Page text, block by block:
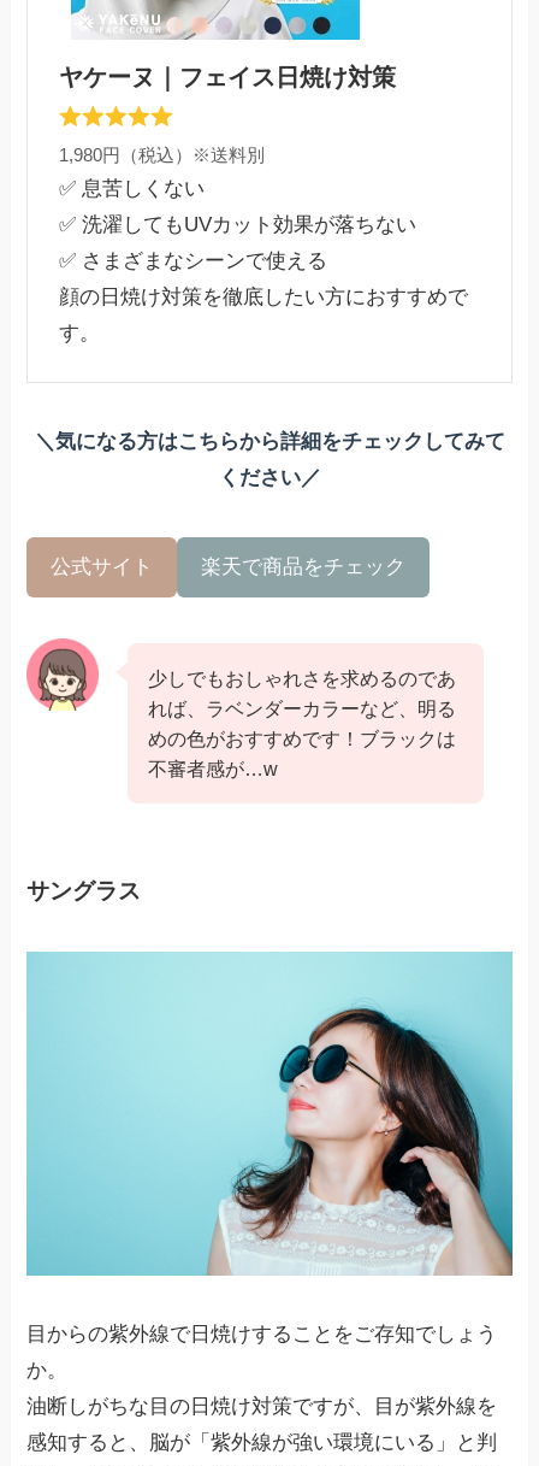
ヤケーヌ｜フェイス日焼け対策
1,980円（税込）※送料別
✅ 息苦しくない
✅ 洗濯してもUVカット効果が落ちない
✅ さまざまなシーンで使える
顔の日焼け対策を徹底したい方におすすめで
す。
＼気になる方はこちらから詳細をチェックしてみて
ください／
公式サイト 楽天で商品をチェック
少しでもおしゃれさを求めるのであ
れば、ラベンダーカラーなど、明る
めの色がおすすめです！ブラックは
不審者感が…w
サングラス
目からの紫外線で日焼けすることをご存知でしょう
か。
油断しがちな目の日焼け対策ですが、目が紫外線を
感知すると、脳が「紫外線が強い環境にいる」と判